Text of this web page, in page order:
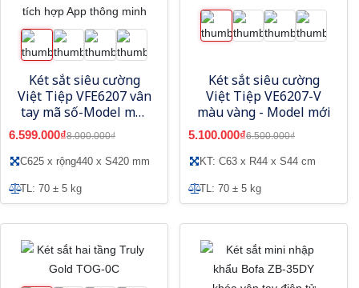
Két sắt siêu cường
Việt Tiệp VFE6207 vân
tay mã số-Model mới
tích hợp App thông
minh
6.599.000₫8.000.000₫
C625 x rộng440 x S420 mm
TL: 70 ± 5 kg
Két sắt siêu cường
Việt Tiệp VE6207-V
màu vàng - Model mới
5.100.000₫6.500.000₫
KT: C63 x R44 x S44 cm
TL: 70 ± 5 kg